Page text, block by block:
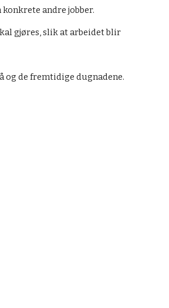
andre jobber.
gjøres, slik at arbeidet blir
de fremtidige dugnadene.